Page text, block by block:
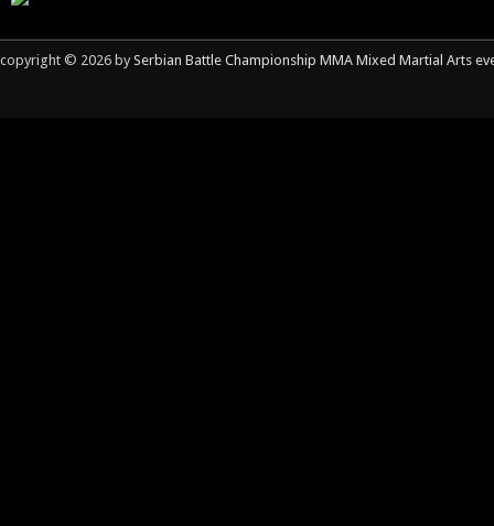
copyright © 2026 by Serbian Battle Championship MMA Mixed Martial Arts